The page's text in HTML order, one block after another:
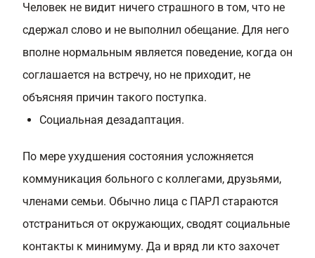
Человек не видит ничего страшного в том, что не
сдержал слово и не выполнил обещание. Для него
вполне нормальным является поведение, когда он
соглашается на встречу, но не приходит, не
объясняя причин такого поступка.
Социальная дезадаптация.
По мере ухудшения состояния усложняется
коммуникация больного с коллегами, друзьями,
членами семьи. Обычно лица с ПАРЛ стараются
отстраниться от окружающих, сводят социальные
контакты к минимуму. Да и вряд ли кто захочет